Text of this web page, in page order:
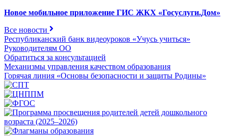
Новое мобильное приложение ГИС ЖКХ «Госуслуги.Дом»
Все новости
Республиканский банк видеоуроков «Учусь учиться»
Руководителям ОО
Обратиться за консультацией
Механизмы управления качеством образования
Горячая линия «Основы безопасности и защиты Родины»